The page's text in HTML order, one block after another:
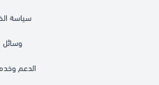
سياسة
وسائل
الدعم